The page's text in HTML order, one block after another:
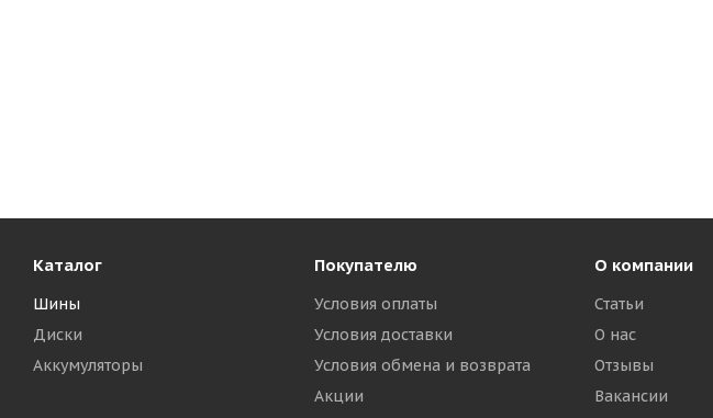
Каталог
Шины
Диски
Аккумуляторы
Покупателю
Условия оплаты
Условия доставки
Условия обмена и возврата
Акции
О компании
Статьи
О нас
Отзывы
Вакансии